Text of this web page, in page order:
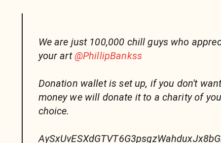
We are just 100,000 chill guys who
your art@PhillipBankss
Donation wallet is set up, if you don't
money we will donate it to a charity of
choice.